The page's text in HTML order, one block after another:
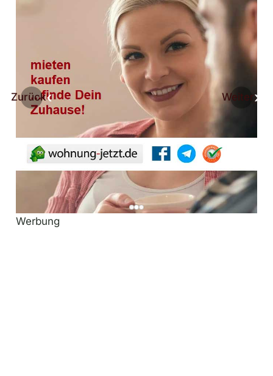
Zurück Weiter
Werbung